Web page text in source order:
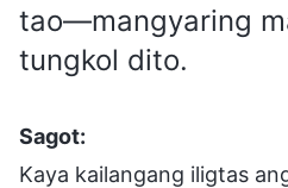
tao—mangyaring
tungkol dito.
Sagot:
Kaya kailangang iligtas